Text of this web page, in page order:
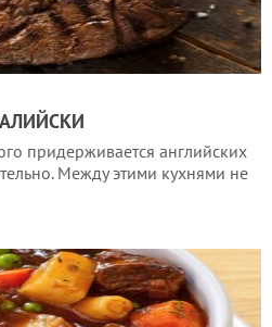
придерживается английских
Между этими кухнями не